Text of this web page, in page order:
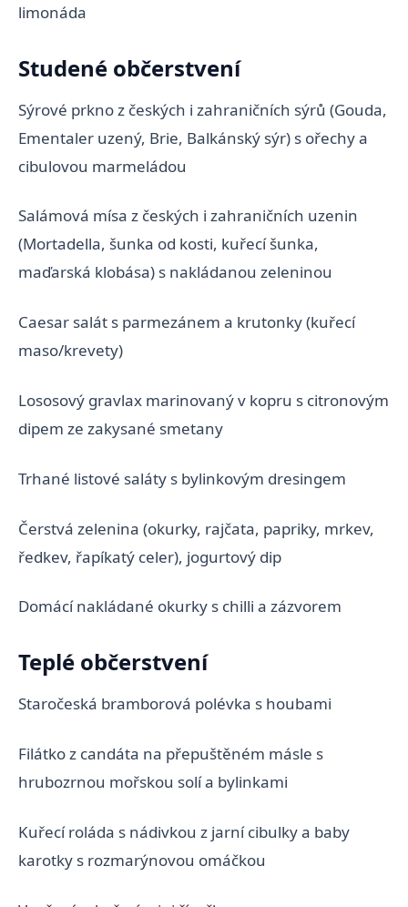
limonáda
Studené občerstvení
Sýrové prkno z českých i zahraničních sýrů (Gouda,
Ementaler uzený, Brie, Balkánský sýr) s ořechy a
cibulovou marmeládou
Salámová mísa z českých i zahraničních uzenin
(Mortadella, šunka od kosti, kuřecí šunka,
maďarská klobása) s nakládanou zeleninou
Caesar salát s parmezánem a krutonky (kuřecí
maso/krevety)
Lososový gravlax marinovaný v kopru s citronovým
dipem ze zakysané smetany
Trhané listové saláty s bylinkovým dresingem
Čerstvá zelenina (okurky, rajčata, papriky, mrkev,
ředkev, řapíkatý celer), jogurtový dip
Domácí nakládané okurky s chilli a zázvorem
Teplé občerstvení
Staročeská bramborová polévka s houbami
Filátko z candáta na přepuštěném másle s
hrubozrnou mořskou solí a bylinkami
Kuřecí roláda s nádivkou z jarní cibulky a baby
karotky s rozmarýnovou omáčkou